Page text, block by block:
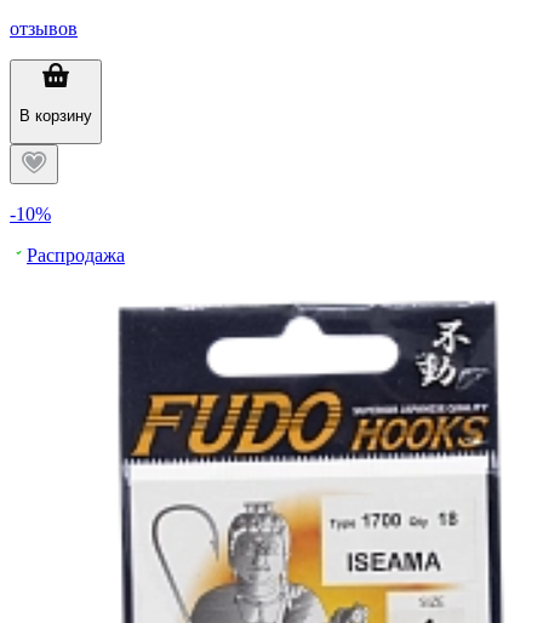
отзывов
В корзину
-10%
Распродажа